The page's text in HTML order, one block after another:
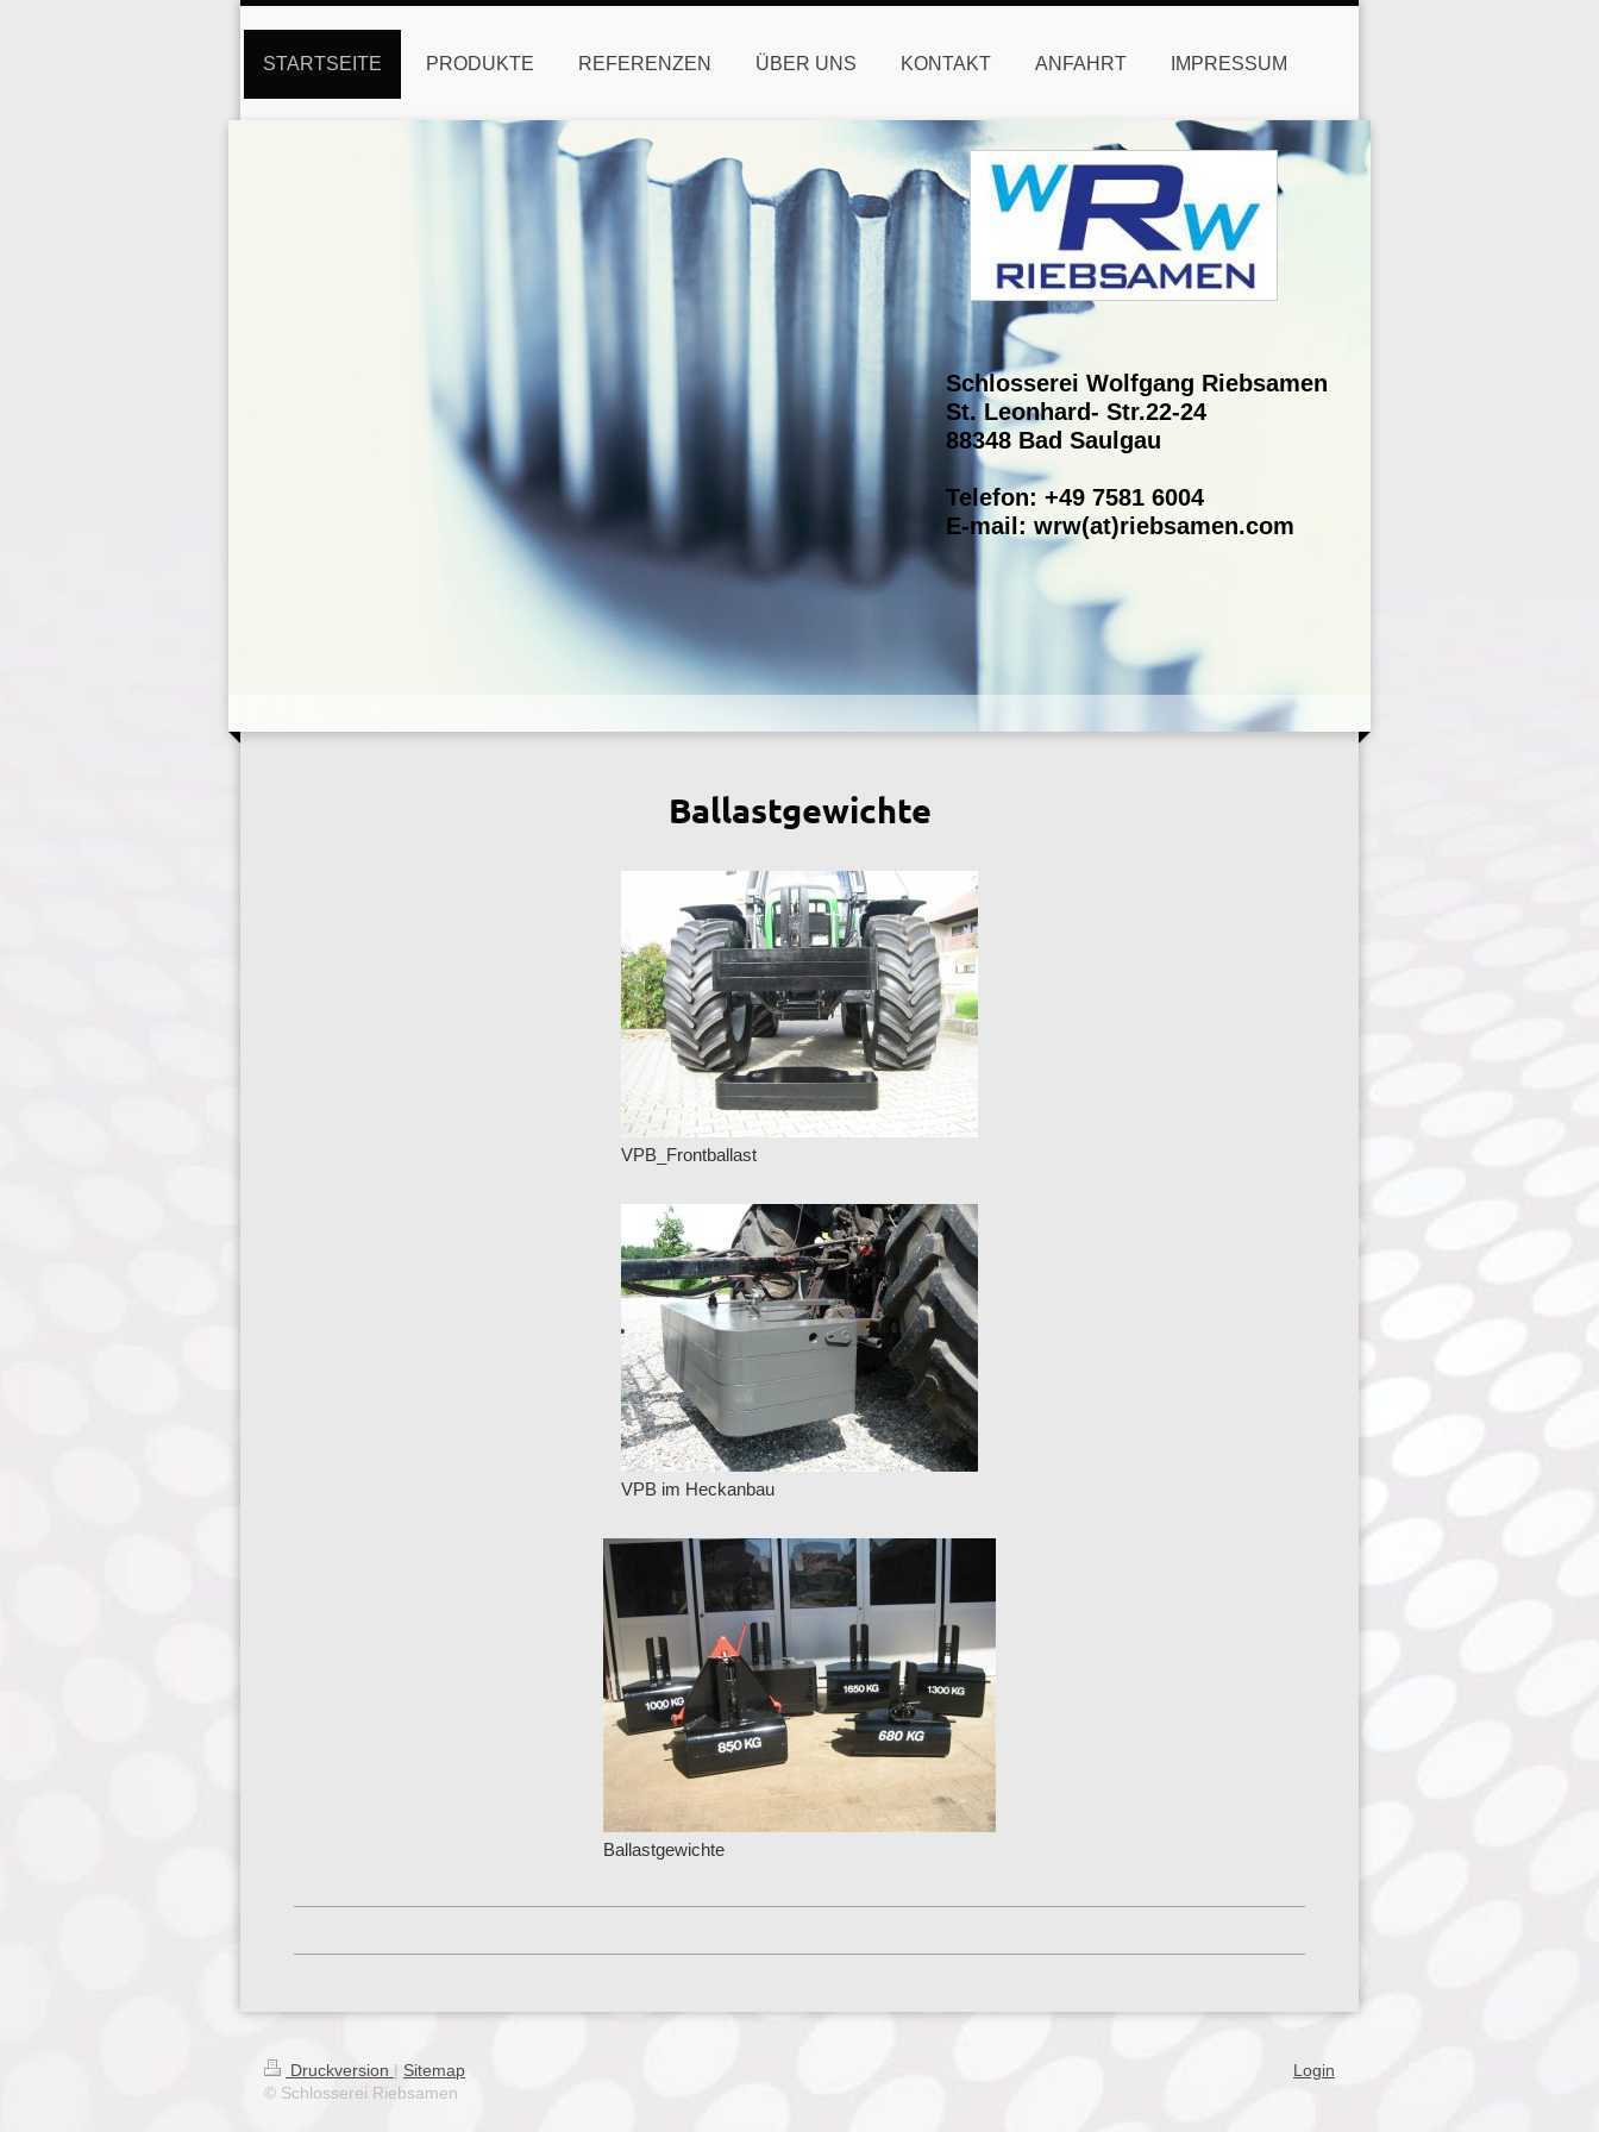
STARTSEITE PRODUKTE REFERENZEN ÜBER UNS KONTAKT ANFAHRT IMPRESSUM
Schlosserei Wolfgang Riebsamen
St. Leonhard- Str.22-24
88348 Bad Saulgau
Telefon: +49 7581 6004
E-mail: wrw(at)riebsamen.com
Ballastgewichte
VPB_Frontballast
VPB im Heckanbau
Ballastgewichte
Druckversion | Sitemap
© Schlosserei Riebsamen
Login